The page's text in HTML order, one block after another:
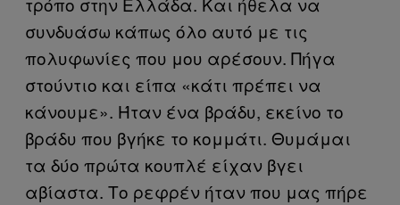
συνδυάσω κάπως όλο αυτό με τις
πολυφωνίες που μου αρέσουν. Πήγα
στούντιο και είπα «κάτι πρέπει να
κάνουμε». Ήταν ένα βράδυ, εκείνο το
βράδυ που βγήκε το κομμάτι. Θυμάμαι
τα δύο πρώτα κουπλέ είχαν βγει
αβίαστα. Το ρεφρέν ήταν που μας πήρε